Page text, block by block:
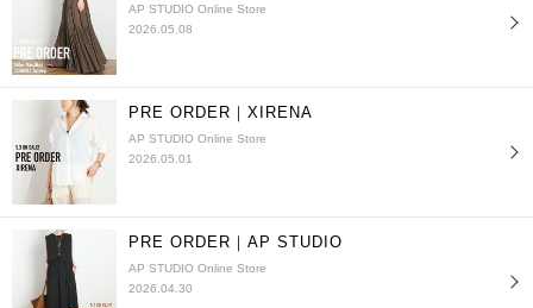
AP STUDIO Online Store
2026.05.08
PRE ORDER｜XIRENA
AP STUDIO Online Store
2026.05.01
PRE ORDER｜AP STUDIO
AP STUDIO Online Store
2026.04.30